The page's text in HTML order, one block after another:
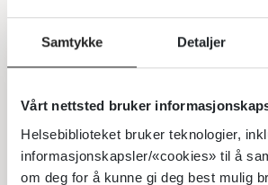
Samtykke Detaljer
Vårt nettsted bruker
Helsebiblioteket bruker teknologier,
informasjonskapsler/«cookies» til å
om deg for å kunne gi deg best mulig
Neurogastroenterology and
dessuten i tillegg en kapsel
stavformede markører, og rtg
abdomen gjøres så 24 timer